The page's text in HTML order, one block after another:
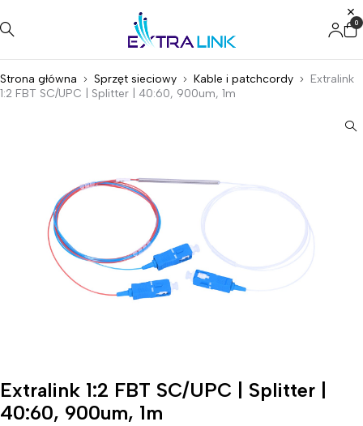
0
Strona główna Sprzęt sieciowy Kable i patchcordy
Extralink
1:2 FBT SC/UPC | Splitter | 40:60, 900um, 1m
Extralink 1:2 FBT SC/UPC | Splitter |
40:60, 900um, 1m